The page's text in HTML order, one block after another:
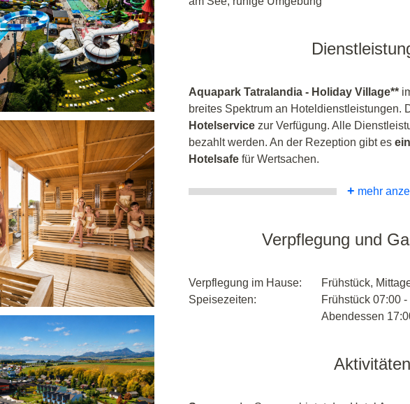
Aquapark Tatralandia - Holiday Village**
breites Spektrum an Hoteldienstleistungen.
Hotelservice zur Verfügung. Alle
bezahlt werden. An der Rezeption gibt es
Hotelsafe für Wertsachen.
+ mehr
Verpflegung und
Verpflegung im Hause:
Frühstück,
Speisezeiten:
Frühstück 07:00
Abendessen
Aktivitäten